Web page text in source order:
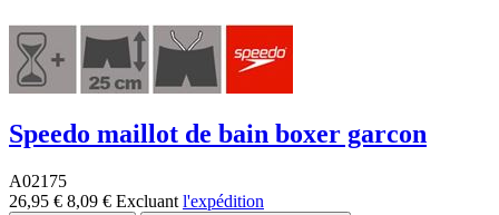
Speedo maillot de bain boxer garcon
A02175
26,95 € 8,09 € Excluant l'expédition